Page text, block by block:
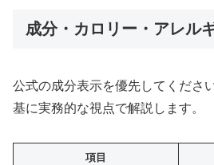
成分・カロリー・アレル
公式の成分表示を優先してくださ
基に実務的な視点で解説します。
項目